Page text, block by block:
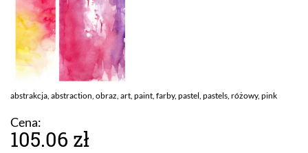
abstrakcja, abstraction, obraz, art, paint, farby, pastel, pastels, różowy, pink
Cena:
105.06 zł